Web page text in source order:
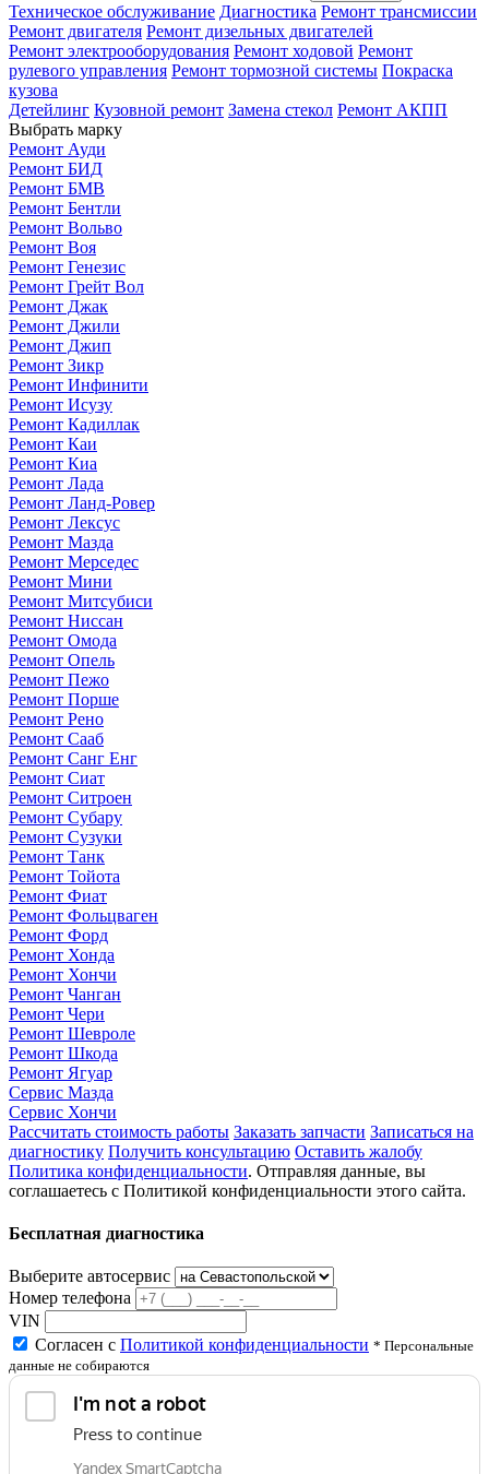
Техническое обслуживание Диагностика Ремонт трансмиссии
Ремонт двигателя Ремонт дизельных двигателей
Ремонт электрооборудования Ремонт ходовой Ремонт
рулевого управления Ремонт тормозной системы Покраска
кузова
Детейлинг Кузовной ремонт Замена стекол Ремонт АКПП
Выбрать марку
Ремонт Ауди
Ремонт БИД
Ремонт БМВ
Ремонт Бентли
Ремонт Вольво
Ремонт Воя
Ремонт Генезис
Ремонт Грейт Вол
Ремонт Джак
Ремонт Джили
Ремонт Джип
Ремонт Зикр
Ремонт Инфинити
Ремонт Исузу
Ремонт Кадиллак
Ремонт Каи
Ремонт Киа
Ремонт Лада
Ремонт Ланд-Ровер
Ремонт Лексус
Ремонт Мазда
Ремонт Мерседес
Ремонт Мини
Ремонт Митсубиси
Ремонт Ниссан
Ремонт Омода
Ремонт Опель
Ремонт Пежо
Ремонт Порше
Ремонт Рено
Ремонт Сааб
Ремонт Санг Енг
Ремонт Сиат
Ремонт Ситроен
Ремонт Субару
Ремонт Сузуки
Ремонт Танк
Ремонт Тойота
Ремонт Фиат
Ремонт Фольцваген
Ремонт Форд
Ремонт Хонда
Ремонт Хончи
Ремонт Чанган
Ремонт Чери
Ремонт Шевроле
Ремонт Шкода
Ремонт Ягуар
Сервис Мазда
Сервис Хончи
Рассчитать стоимость работы Заказать запчасти Записаться на
диагностику Получить консультацию Оставить жалобу
Политика конфиденциальности. Отправляя данные, вы
соглашаетесь с Политикой конфиденциальности этого сайта.
Бесплатная диагностика
Выберите автосервис
Номер телефона
VIN
Согласен с Политикой конфиденциальности * Персональные
данные не собираются